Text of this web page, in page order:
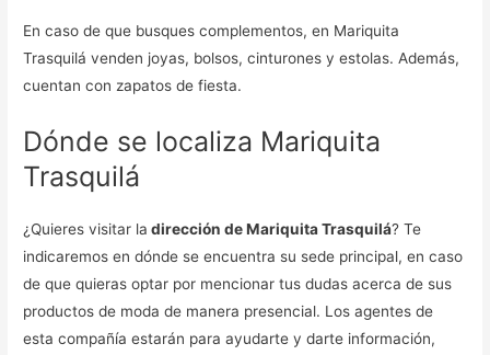
En caso de que busques complementos, en Mariquita
Trasquilá venden joyas, bolsos, cinturones y estolas. Además,
cuentan con zapatos de fiesta.
Dónde se localiza Mariquita
Trasquilá
¿Quieres visitar la dirección de Mariquita Trasquilá? Te
indicaremos en dónde se encuentra su sede principal, en caso
de que quieras optar por mencionar tus dudas acerca de sus
productos de moda de manera presencial. Los agentes de
esta compañía estarán para ayudarte y darte información,